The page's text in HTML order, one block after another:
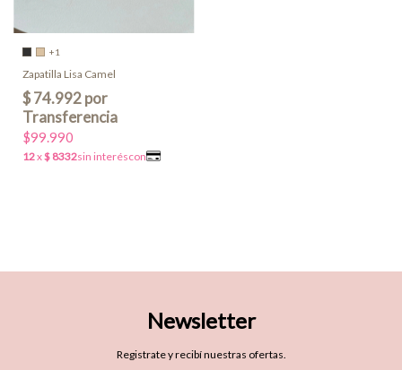
+1
Zapatilla Lisa Camel
$99.990
Newsletter
Registrate y recibí nuestras ofertas.